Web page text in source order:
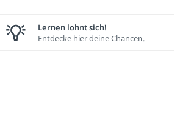
Lernen lohnt sich!
Entdecke hier deine Chancen.